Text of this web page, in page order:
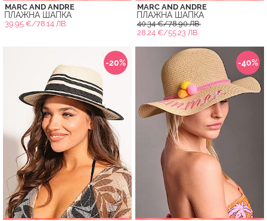
MARC AND ANDRE
ПЛАЖНА ШАПКА
39.95 €/78.14 ЛВ.
MARC AND ANDRE
ПЛАЖНА ШАПКА
40.34 €/78.90 ЛВ.
28.24 €/55.23 ЛВ.
-20% -40%